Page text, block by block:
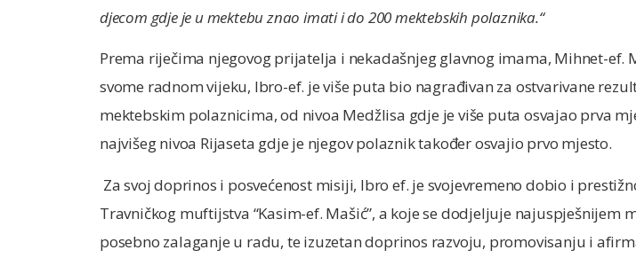
djecom gdje je u mektebu znao imati i do 200 mektebskih polaznika.“
Prema riječima njegovog prijatelja i nekadašnjeg glavnog imama, Mihnet-ef.
svome radnom vijeku, Ibro-ef. je više puta bio nagrađivan za ostvarivane
mektebskim polaznicima, od nivoa Medžlisa gdje je više puta osvajao prva
najvišeg nivoa Rijaseta gdje je njegov polaznik također osvajio prvo mjesto.
Za svoj doprinos i posvećenost misiji, Ibro ef. je svojevremeno dobio i
Travničkog muftijstva “Kasim-ef. Mašić”, a koje se dodjeljuje najuspješnijem
posebno zalaganje u radu, te izuzetan doprinos razvoju, promovisanju i